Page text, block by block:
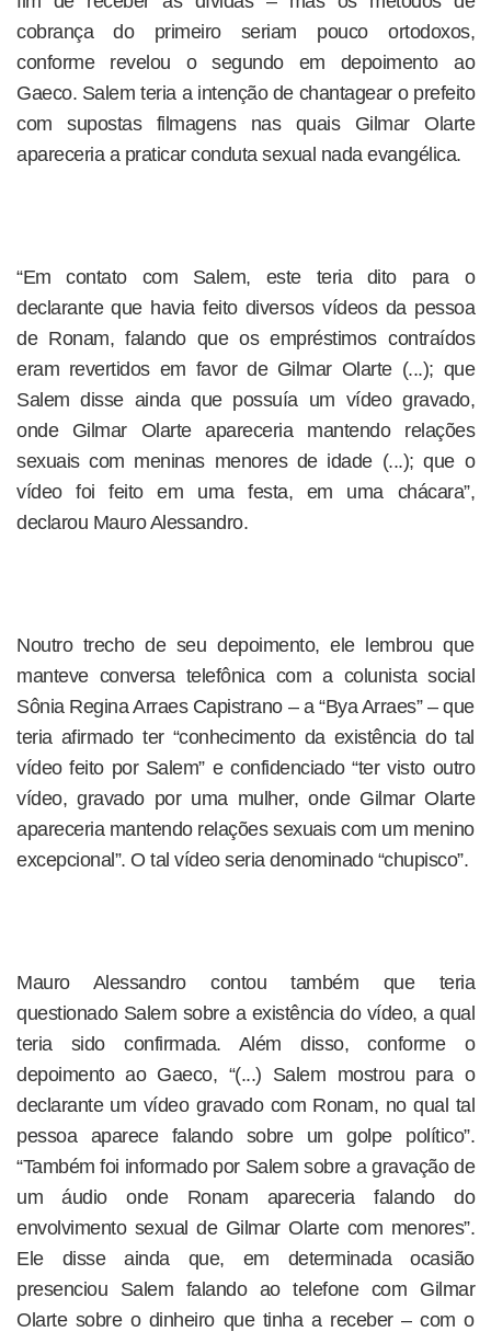
cobrança do primeiro seriam pouco ortodoxos,
conforme revelou o segundo em depoimento ao
Gaeco. Salem teria a intenção de chantagear o prefeito
com supostas filmagens nas quais Gilmar Olarte
apareceria a praticar conduta sexual nada evangélica.
“Em contato com Salem, este teria dito para o
declarante que havia feito diversos vídeos da pessoa
de Ronam, falando que os empréstimos contraídos
eram revertidos em favor de Gilmar Olarte (...); que
Salem disse ainda que possuía um vídeo gravado,
onde Gilmar Olarte apareceria mantendo relações
sexuais com meninas menores de idade (...); que o
vídeo foi feito em uma festa, em uma chácara”,
declarou Mauro Alessandro.
Noutro trecho de seu depoimento, ele lembrou que
manteve conversa telefônica com a colunista social
Sônia Regina Arraes Capistrano – a “Bya Arraes” – que
teria afirmado ter “conhecimento da existência do tal
vídeo feito por Salem” e confidenciado “ter visto outro
vídeo, gravado por uma mulher, onde Gilmar Olarte
apareceria mantendo relações sexuais com um menino
excepcional”. O tal vídeo seria denominado “chupisco”.
Mauro Alessandro contou também que teria
questionado Salem sobre a existência do vídeo, a qual
teria sido confirmada. Além disso, conforme o
depoimento ao Gaeco, “(...) Salem mostrou para o
declarante um vídeo gravado com Ronam, no qual tal
pessoa aparece falando sobre um golpe político”.
“Também foi informado por Salem sobre a gravação de
um áudio onde Ronam apareceria falando do
envolvimento sexual de Gilmar Olarte com menores”.
Ele disse ainda que, em determinada ocasião
presenciou Salem falando ao telefone com Gilmar
Olarte sobre o dinheiro que tinha a receber – com o